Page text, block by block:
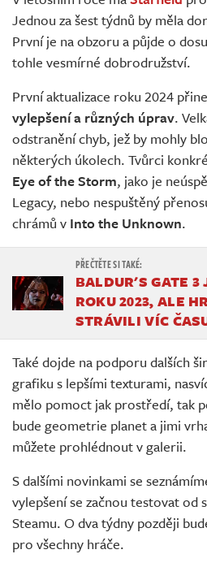
Živě
Jednou za šest týdnů by měla
První je na obzoru a půjde o
tohle vesmírné dobrodružství.
První aktualizace roku 2024
vylepšení a různých úprav.
odstranění chyb, jež by mohly
některých úkolech. Tvůrci
Eye of the Storm, jako je
Legacy, nebo nespuštěný
chrámů v Into the Unknown.
BALDUR'S GATE 3
ROKU 2023, ALE
STRÁVILI VÍC
Také dojde na podporu dalších
grafiku s lepšími texturami,
mělo pomoct jak prostředí, tak
bude geometrie planet a jimi
můžete prohlédnout v galerii.
S dalšími novinkami se
vylepšení se začnou testovat od
Steamu. O dva týdny později
pro všechny hráče.